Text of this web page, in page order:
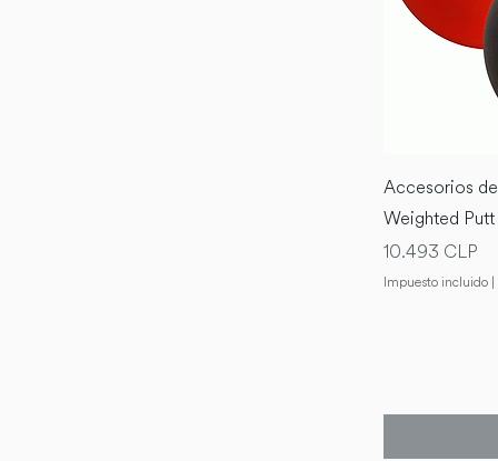
Accesorios
Weighted Putt
Precio
10.493 CLP
Impuesto incluido |